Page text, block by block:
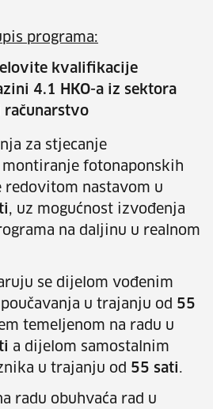
programa:
kvalifikacije
4.1 HKO-a iz sektora
računarstvo
za stjecanje
fotonaponskih
redovitom nastavom u
, uz mogućnost izvođenja
na daljinu u realnom
se dijelom vođenim
u trajanju od 55
temeljenom na radu u
a dijelom samostalnim
u trajanju od 55 sati.
radu obuhvaća rad u